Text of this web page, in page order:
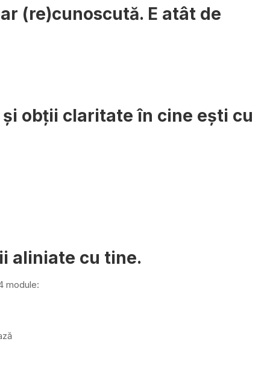
(re)cunoscută. E atât de
obții claritate în cine ești cu
aliniate cu tine.
module: